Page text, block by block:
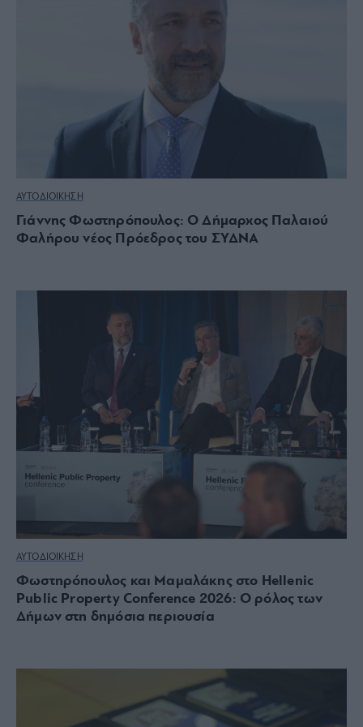
ΑΥΤΟΔΙΟΙΚΗΣΗ
Γιάννης Φωστηρόπουλος: Ο Δήμαρχος Παλαιού
Φαλήρου νέος Πρόεδρος του ΣΥΔΝΑ
ΑΥΤΟΔΙΟΙΚΗΣΗ
Φωστηρόπουλος και Μαμαλάκης στο Hellenic
Public Property Conference 2026: Ο ρόλος των
Δήμων στη δημόσια περιουσία